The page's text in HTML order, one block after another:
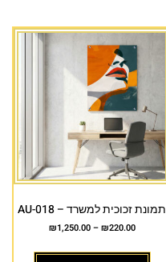
תמונת זכוכית למשרד – AU-018
₪220.00
–
₪1,250.00